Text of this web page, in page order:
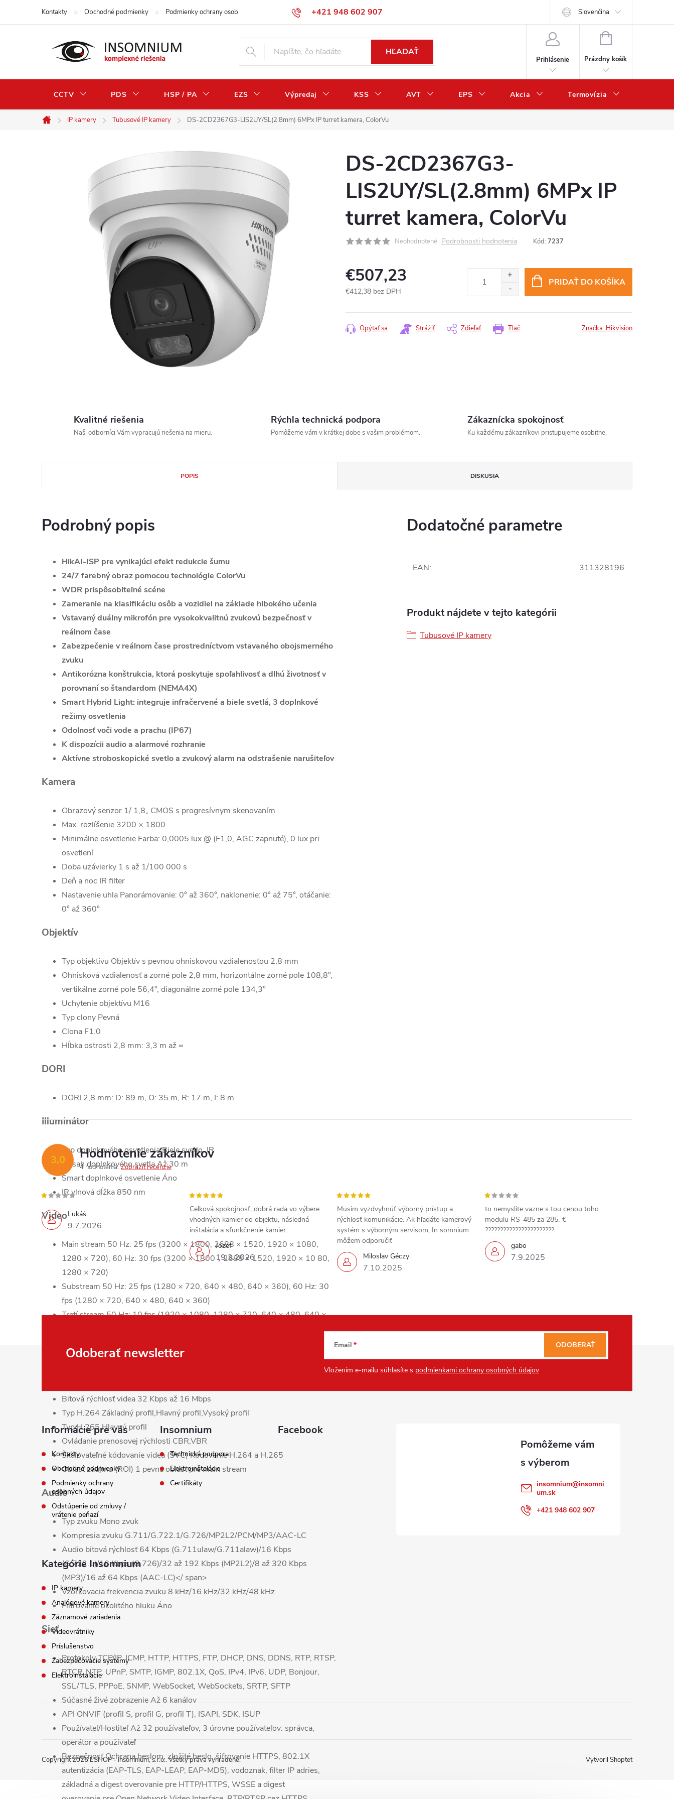
+421 948 602 907
Kontakty Obchodné podmienky Podmienky ochrany osobných údajov Odstúpenie od zmluvy / vrátenie peňazí Slovenčina
HĽADAŤ
Prihlásenie
NÁKUPNÝ
Prázdny košík
CCTV PDS HSP / PA EZS Výpredaj KSS AVT EPS Akcia Termovízia
Domov
IP kamery Tubusové IP kamery DS-2CD2367G3-LIS2UY/SL(2.8mm) 6MPx IP turret kamera, ColorVu
DS-2CD2367G3-
LIS2UY/SL(2.8mm) 6MPx IP
turret kamera, ColorVu
Neohodnotené Podrobnosti hodnotenia Kód: 7237
€507,23
€412,38 bez DPH
cena:
PRIDAŤ DO KOŠÍKA
Tlač
Opýtať sa Strážiť Zdieľať Značka: Hikvision
Kvalitné riešenia
Naši odborníci Vám vypracujú riešenia na mieru.
Rýchla technická podpora
Pomôžeme vám v krátkej dobe s vašim problémom.
Zákaznícka spokojnosť
Ku každému zákazníkovi pristupujeme osobitne.
POPIS DISKUSIA
Podrobný popis
HikAI-ISP pre vynikajúci efekt redukcie šumu
24/7 farebný obraz pomocou technológie ColorVu
WDR prispôsobiteľné scéne
Zameranie na klasifikáciu osôb a vozidiel na základe hlbokého učenia
Vstavaný duálny mikrofón pre vysokokvalitnú zvukovú bezpečnosť v
reálnom čase
Zabezpečenie v reálnom čase prostredníctvom vstavaného obojsmerného
zvuku
Antikorózna konštrukcia, ktorá poskytuje spoľahlivosť a dlhú životnosť v
porovnaní so štandardom (NEMA4X)
Smart Hybrid Light: integruje infračervené a biele svetlá, 3 doplnkové
režimy osvetlenia
Odolnosť voči vode a prachu (IP67)
K dispozícii audio a alarmové rozhranie
Aktívne stroboskopické svetlo a zvukový alarm na odstrašenie narušiteľov
Kamera
Obrazový senzor 1/ 1,8„ CMOS s progresívnym skenovaním
Max. rozlíšenie 3200 × 1800
Minimálne osvetlenie Farba: 0,0005 lux @ (F1,0, AGC zapnuté), 0 lux pri
osvetlení
Doba uzávierky 1 s až 1/100 000 s
Deň a noc IR filter
Nastavenie uhla Panorámovanie: 0° až 360°, naklonenie: 0° až 75°, otáčanie:
0° až 360°
Objektív
Typ objektívu Objektív s pevnou ohniskovou vzdialenosťou 2,8 mm
Ohnisková vzdialenosť a zorné pole 2,8 mm, horizontálne zorné pole 108,8°,
vertikálne zorné pole 56,4°, diagonálne zorné pole 134,3°
Uchytenie objektívu M16
Typ clony Pevná
Clona F1.0
Hĺbka ostrosti 2,8 mm: 3,3 m až ∞
DORI
DORI 2,8 mm: D: 89 m, O: 35 m, R: 17 m, I: 8 m
Illuminátor
Typ doplnkového osvetleniaBiele svetlo, IR
Dosah doplnkového svetlaAž 30 m
Smart doplnkové osvetlenieÁno
IR vlnová dĺžka850 nm
Video
Main stream 50 Hz: 25 fps (3200 × 1800, 2688 × 1520, 1920 × 1080,
1280 × 720), 60 Hz: 30 fps (3200 × 1800，2688 × 1520, 1920 × 10 80,
1280 × 720)
Substream 50 Hz: 25 fps (1280 × 720, 640 × 480, 640 × 360), 60 Hz: 30
fps (1280 × 720, 640 × 480, 640 × 360)
Tretí stream50 Hz: 10 fps (1920 × 1080, 1280 × 720, 640 × 480, 640 ×
Kompresia videa main stream: H.265/H.264/H.264+/H.265+, Substream:
Bitová rýchlosť videa 32 Kbps až 16 Mbps
Typ H.264 Základný profil,Hlavný profil,Vysoký profil
Typ H.265Hlavný profil
Ovládanie prenosovej rýchlosti CBR,VBR
Škálovateľné kódovanie videa (SVC)Kódovanie H.264 a H.265
Oblasť záujmu (ROI) 1 pevná oblasť pre main stream
Audio
Typ zvuku Mono zvuk
Kompresia zvuku G.711/G.722.1/G.726/MP2L2/PCM/MP3/AAC-LC
Audio bitová rýchlosť64 Kbps (G.711ulaw/G.711alaw)/16 Kbps
(G.722.1)/16 Kbps (G.726)/32 až 192 Kbps (MP2L2)/8 až 320 Kbps
(MP3)/16 až 64 Kbps (AAC-LC)</ span>
Vzorkovacia frekvencia zvuku 8 kHz/16 kHz/32 kHz/48 kHz
Filtrovanie okolitého hluku Áno
Sieť
ProtokolyTCP/IP, ICMP, HTTP, HTTPS, FTP, DHCP, DNS, DDNS, RTP, RTSP,
RTCP, NTP, UPnP, SMTP, IGMP, 802.1X, QoS, IPv4, IPv6, UDP, Bonjour,
SSL/TLS, PPPoE, SNMP, WebSocket, WebSockets, SRTP, SFTP
Súčasné živé zobrazenieAž 6 kanálov
API ONVIF (profil S, profil G, profil T), ISAPI, SDK, ISUP
Používateľ/HostiteľAž 32 používateľov, 3 úrovne používateľov: správca,
operátor a používateľ
BezpečnosťOchrana heslom, zložité heslo, šifrovanie HTTPS, 802.1X
autentizácia (EAP-TLS, EAP-LEAP, EAP-MD5), vodoznak, filter IP adries,
základná a digest overovanie pre HTTP/HTTPS, WSSE a digest
Dodatočné parametre
EAN: 311328196
Produkt nájdete v tejto kategórii
Tubusové IP kamery
3,0 Hodnotenie zákazníkov
4 hodnotenia Zobraziť recenzie
Lukáš
9.7.2026
Jozef
19.3.2026
Celková spokojnosť, dobrá rada vo výbere
vhodných kamier do objektu, následná
inštalácia a sfunkčnenie kamier.
Miloslav Géczy
7.10.2025
Musim vyzdvyhnúť výborný prístup a
rýchlosť komunikácie. Ak hľadáte kamerový
systém s výborným servisom, In somnium
môžem odporučiť
gabo
7.9.2025
to nemyslite vazne s tou cenou toho
modulu RS-485 za 285.-€
???????????????????????
Odoberať newsletter Email
Vložením e-mailu súhlasíte s podmienkami ochrany osobných údajov
ODOBERAŤ
Informácie pre vás
Kontakty
Obchodné podmienky
Podmienky ochrany
osobných údajov
Odstúpenie od zmluvy /
vrátenie peňazí
Insomnium
Technická podpora
Elektroinštalácie
Certifikáty
Facebook
insomnium@insomni
um.sk
+421 948 602 907
Kategórie Insomnium
IP kamery
Analógové kamery
Záznamové zariadenia
Videovrátniky
Príslušenstvo
Zabezpečovacie systémy
Elektroinštalácie
Vytvoril Shoptet
Copyright 2026ESHOP - Insomnium, s.r.o.. Všetky práva vyhradené.